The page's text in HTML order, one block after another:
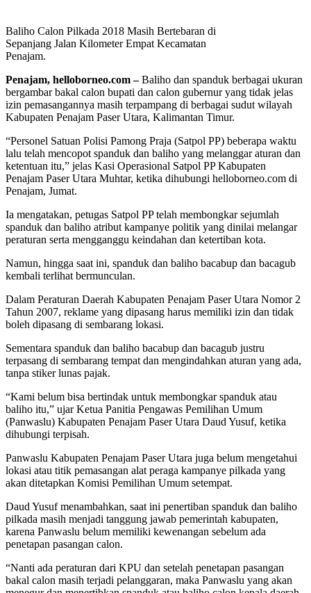
Baliho Calon Pilkada 2018 Masih Bertebaran di
Sepanjang Jalan Kilometer Empat Kecamatan
Penajam.
Penajam, helloborneo.com–Baliho dan spanduk berbagai ukuran
bergambar bakal calon bupati dan calon gubernur yang tidak jelas
izin pemasangannya masih terpampang di berbagai sudut wilayah
Kabupaten Penajam Paser Utara, Kalimantan Timur.
“Personel Satuan Polisi Pamong Praja (Satpol PP) beberapa waktu
lalu telah mencopot spanduk dan baliho yang melanggar aturan dan
ketentuan itu,” jelas Kasi Operasional Satpol PP Kabupaten
Penajam Paser Utara Muhtar, ketika dihubungi helloborneo.com di
Penajam, Jumat.
Ia mengatakan, petugas Satpol PP telah membongkar sejumlah
spanduk dan baliho atribut kampanye politik yang dinilai melangar
peraturan serta mengganggu keindahan dan ketertiban kota.
Namun, hingga saat ini, spanduk dan baliho bacabup dan bacagub
kembali terlihat bermunculan.
Dalam Peraturan Daerah Kabupaten Penajam Paser Utara Nomor 2
Tahun 2007, reklame yang dipasang harus memiliki izin dan tidak
boleh dipasang di sembarang lokasi.
Sementara spanduk dan baliho bacabup dan bacagub justru
terpasang di sembarang tempat dan mengindahkan aturan yang ada,
tanpa stiker lunas pajak.
“Kami belum bisa bertindak untuk membongkar spanduk atau
baliho itu,” ujar Ketua Panitia Pengawas Pemilihan Umum
(Panwaslu) Kabupaten Penajam Paser Utara Daud Yusuf, ketika
dihubungi terpisah.
Panwaslu Kabupaten Penajam Paser Utara juga belum mengetahui
lokasi atau titik pemasangan alat peraga kampanye pilkada yang
akan ditetapkan Komisi Pemilihan Umum setempat.
Daud Yusuf menambahkan, saat ini penertiban spanduk dan baliho
pilkada masih menjadi tanggung jawab pemerintah kabupaten,
karena Panwaslu belum memiliki kewenangan sebelum ada
penetapan pasangan calon.
“Nanti ada peraturan dari KPU dan setelah penetapan pasangan
bakal calon masih terjadi pelanggaran, maka Panwaslu yang akan